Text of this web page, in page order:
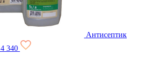
Антисептик
4 340